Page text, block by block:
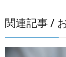
関連記事 /